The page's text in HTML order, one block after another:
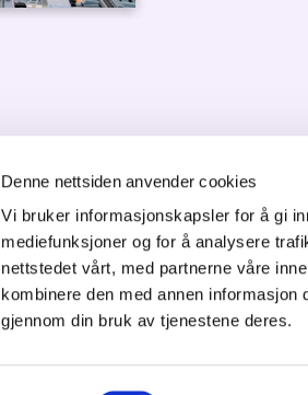
Denne nettsiden anvender cookies
Vi bruker informasjonskapsler for å gi
mediefunksjoner og for å analysere
nettstedet vårt, med partnerne våre
kombinere den med annen
gjennom din bruk av tjenestene deres.
KONTAKT OSS
Storgata 6,
2050 Jessheim